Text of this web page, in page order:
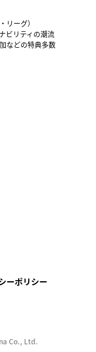
リーグ）
ビリティの潮流
などの特典多数
ーポリシー
Co., Ltd.